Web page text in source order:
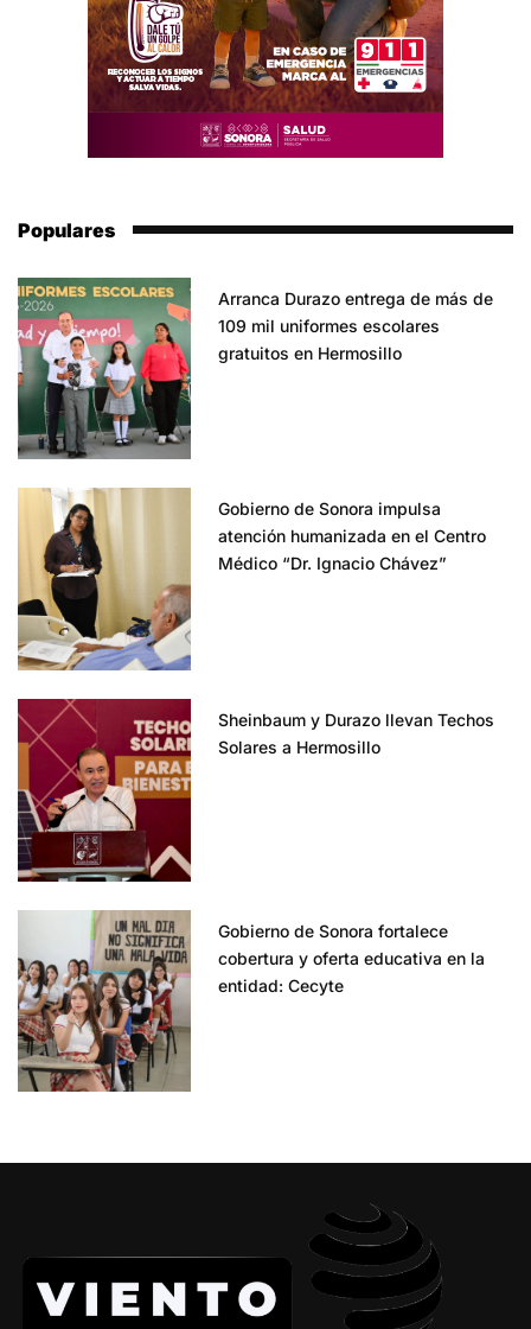
Populares
Arranca Durazo entrega de más de
109 mil uniformes escolares
gratuitos en Hermosillo
Gobierno de Sonora impulsa
atención humanizada en el Centro
Médico “Dr. Ignacio Chávez”
Sheinbaum y Durazo llevan Techos
Solares a Hermosillo
Gobierno de Sonora fortalece
cobertura y oferta educativa en la
entidad: Cecyte